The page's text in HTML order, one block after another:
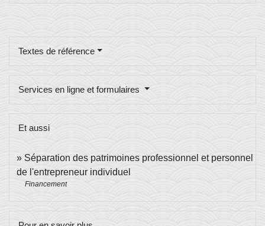
Textes de référence
Services en ligne et formulaires
Et aussi
Séparation des patrimoines professionnel et personnel
de l'entrepreneur individuel
Financement